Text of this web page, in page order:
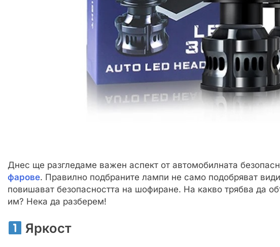
Днес ще разгледаме важен аспект от автомобилната
фарове. Правилно подбраните лампи не само подобряват
повишават безопасността на шофиране. На какво трябва да
им? Нека да разберем!
Яркост